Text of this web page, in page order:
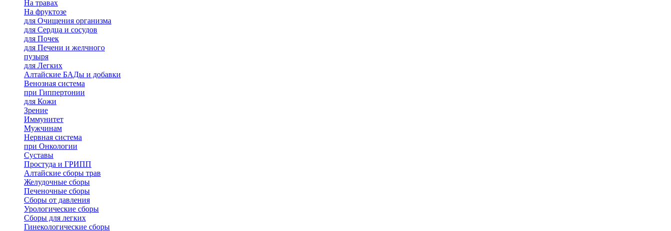
На травах
На фруктозе
для Очищения организма
для Сердца и сосудов
для Почек
для Печени и желчного
пузыря
для Легких
Алтайские БАДы и добавки
Венозная система
при Гиппертонии
для Кожи
Зрение
Иммунитет
Мужчинам
Нервная система
при Онкологии
Суставы
Простуда и ГРИПП
Алтайские сборы трав
Желудочные сборы
Печеночные сборы
Сборы от давления
Урологические сборы
Сборы для легких
Гинекологические сборы